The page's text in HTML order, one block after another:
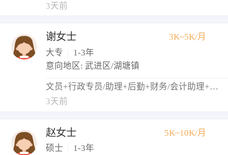
3天前
谢女士
3K~5K/月
大专
1-3年
意向地区: 武进区/湖塘镇
文员+行政专员/助理+后勤+财务/会计助理+出纳
3天前
赵女士
5K~10K/月
硕士
1-3年